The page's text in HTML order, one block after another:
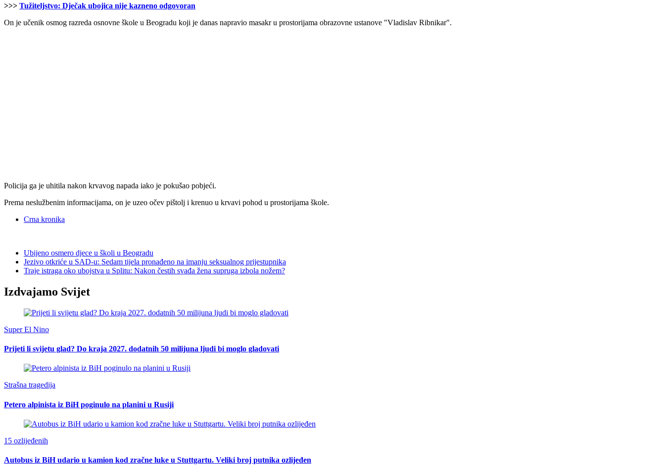
>>> Tužiteljstvo: Dječak ubojica nije kazneno odgovoran
On je učenik osmog razreda osnovne škole u Beogradu koji je danas napravio masakr u prostorijama obrazovne ustanove "Vladislav Ribnikar".
Policija ga je uhitila nakon krvavog napada iako je pokušao pobjeći.
Prema neslužbenim informacijama, on je uzeo očev pištolj i krenuo u krvavi pohod u prostorijama škole.
Crna kronika
Ubijeno osmero djece u školi u Beogradu
Jezivo otkriće u SAD-u: Sedam tijela pronađeno na imanju seksualnog prijestupnika
Traje istraga oko ubojstva u Splitu: Nakon čestih svađa žena supruga izbola nožem?
Izdvajamo Svijet
Super El Nino
Prijeti li svijetu glad? Do kraja 2027. dodatnih 50 milijuna ljudi bi moglo gladovati
Strašna tragedija
Petero alpinista iz BiH poginulo na planini u Rusiji
15 ozlijeđenih
Autobus iz BiH udario u kamion kod zračne luke u Stuttgartu. Veliki broj putnika ozlijeđen